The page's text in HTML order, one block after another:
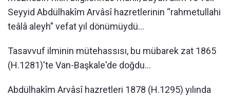
Seyyid Abdülhakîm Arvâsî hazretlerinin “rahmetullahi
teâlâ aleyh” vefat yıl dönümüydü...
Tasavvuf ilminin mütehassısı, bu mübarek zat 1865
(H.1281)'te Van-Başkale'de doğdu...
Abdülhakîm Arvâsî hazretleri 1878 (H.1295) yılında